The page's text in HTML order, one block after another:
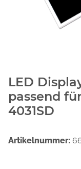
LED
passend
4031SD
Artikelnummer: